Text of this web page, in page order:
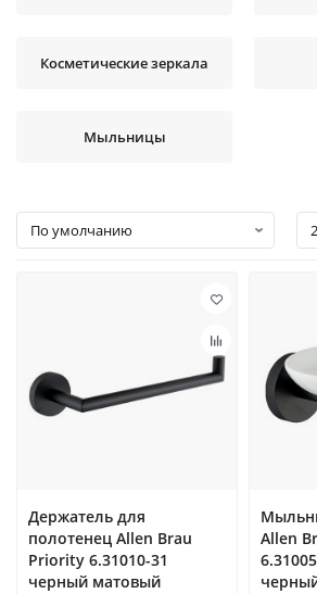
Косметические зеркала
Мыльницы
Держатель для
полотенец Allen Brau
Priority 6.31010-31
черный матовый
Allen